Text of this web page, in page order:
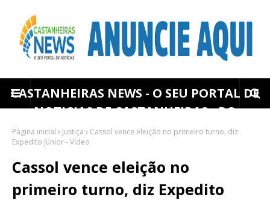
CASTANHEIRAS NEWS - O SEU PORTAL DE
NOTICIAS DE CASTANHEIRAS - RO
Página inicial Justiça
Cassol vence eleição no primeiro turno, diz
Expedito Júnior - Vídeo
Cassol vence eleição no
primeiro turno, diz Expedito